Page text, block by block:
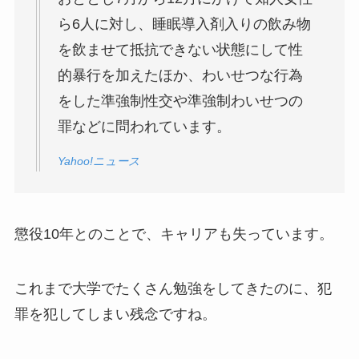
ら6人に対し、睡眠導入剤入りの飲み物
を飲ませて抵抗できない状態にして性
的暴行を加えたほか、わいせつな行為
をした準強制性交や準強制わいせつの
罪などに問われています。
Yahoo!ニュース
懲役10年とのことで、キャリアも失っています。
これまで大学でたくさん勉強をしてきたのに、犯
罪を犯してしまい残念ですね。